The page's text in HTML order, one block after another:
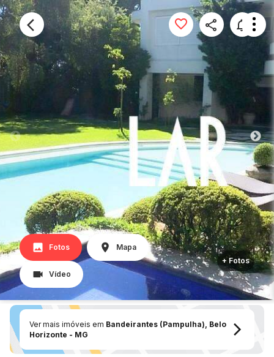
Fotos Mapa
Vídeo
+ Fotos
Ver mais imóveis em Bandeirantes (Pampulha), Belo
Horizonte - MG